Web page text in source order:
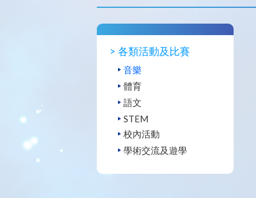
各類活動及比賽
音樂
體育
語文
STEM
校內活動
學術交流及遊學